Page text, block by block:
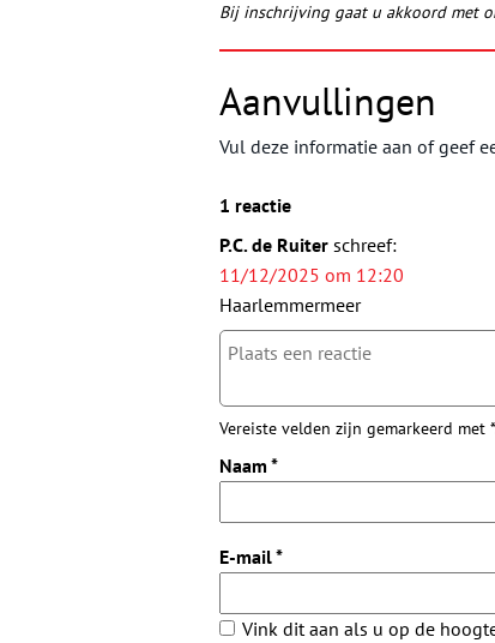
Bij inschrijving gaat u akkoord met
Aanvullingen
Vul deze informatie aan of geef
1 reactie
P.C. de Ruiter schreef:
11/12/2025 om 12:20
Haarlemmermeer
Vereiste velden zijn gemarkeerd
Naam *
E-mail*
Vink dit aan als u op de